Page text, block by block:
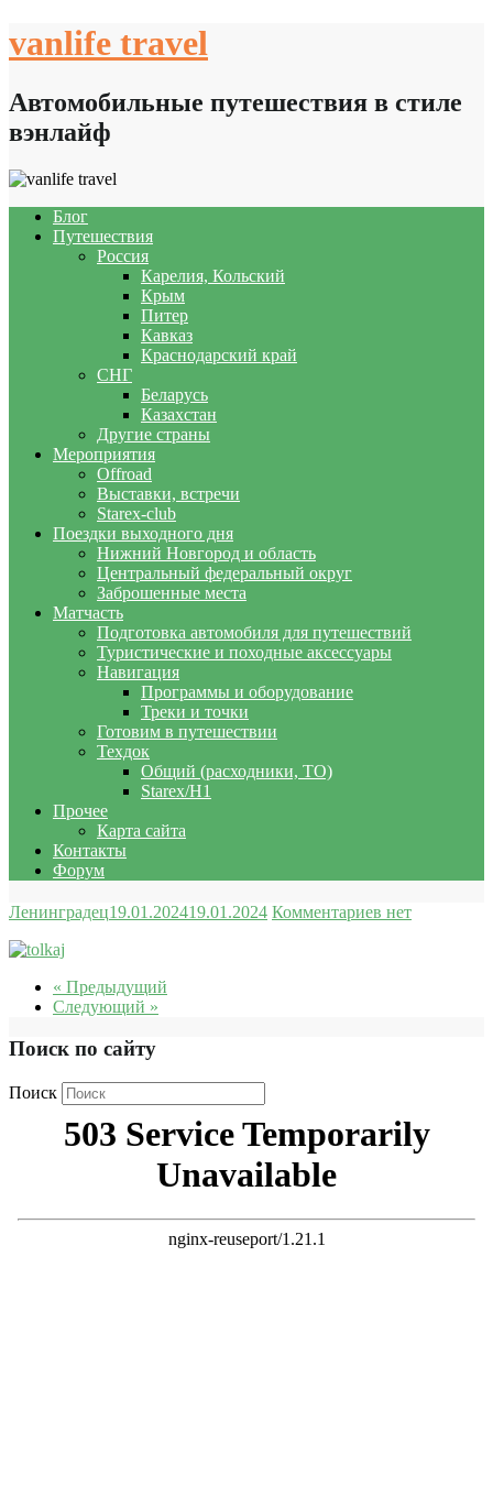
to
vanlife travel
Автомобильные путешествия в стиле
вэнлайф
Блог
Путешествия
Россия
Карелия, Кольский
Крым
Питер
Кавказ
Краснодарский край
СНГ
Беларусь
Казахстан
Другие страны
Мероприятия
Offroad
Выставки, встречи
Starex-club
Поездки выходного дня
Нижний Новгород и область
Центральный федеральный округ
Заброшенные места
Матчасть
Подготовка автомобиля для путешествий
Туристические и походные аксессуары
Навигация
Программы и оборудование
Треки и точки
Готовим в путешествии
Техдок
Общий (расходники, ТО)
Starex/H1
Прочее
Карта сайта
Контакты
Форум
Ленинградец19.01.202419.01.2024 Комментариев нет
« Предыдущий
Следующий »
Поиск по сайту
Поиск